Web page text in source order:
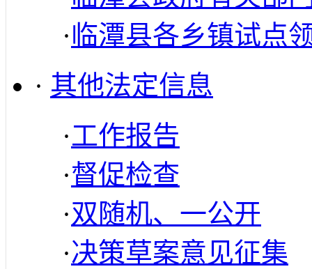
·临潭县各乡镇试点
· 其他法定信息
·工作报告
·督促检查
·双随机、一公开
·决策草案意见征集